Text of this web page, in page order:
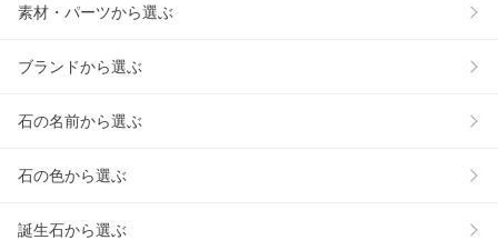
素材・パーツから選ぶ
ブランドから選ぶ
石の名前から選ぶ
石の色から選ぶ
誕生石から選ぶ